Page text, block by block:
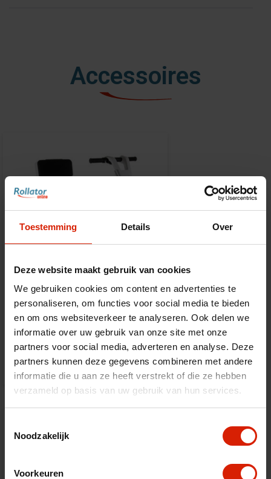
Toestemming Details Over
Deze website maakt gebruik van cookies
We gebruiken cookies om content en advertenties te
personaliseren, om functies voor social media te bieden
en om ons websiteverkeer te analyseren. Ook delen we
informatie over uw gebruik van onze site met onze
partners voor social media, adverteren en analyse. Deze
partners kunnen deze gegevens combineren met andere
informatie die u aan ze heeft verstrekt of die ze hebben
verzameld op basis van uw gebruik van hun services.
Noodzakelijk
Voorkeuren
Accessoires
Mobility Scooter ATTO
€3.661,00